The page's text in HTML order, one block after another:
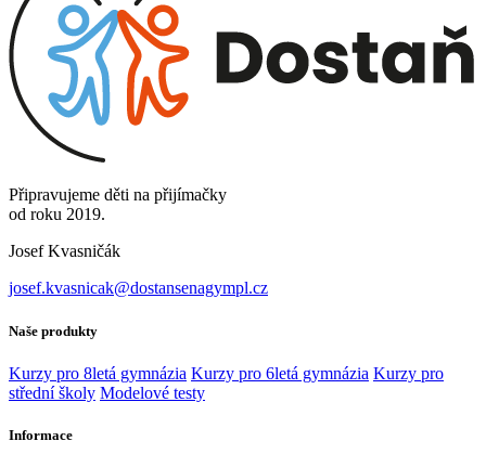
Připravujeme děti na přijímačky
od roku 2019.
Josef Kvasničák
josef.kvasnicak@dostansenagympl.cz
Naše produkty
Kurzy pro 8letá gymnázia Kurzy pro 6letá gymnázia Kurzy pro
střední školy Modelové testy
Informace